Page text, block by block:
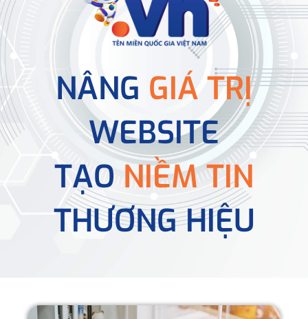
NÂNG GIÁ TRỊ
WEBSITE
TẠONIỀM TIN
THƯƠNG HIỆU